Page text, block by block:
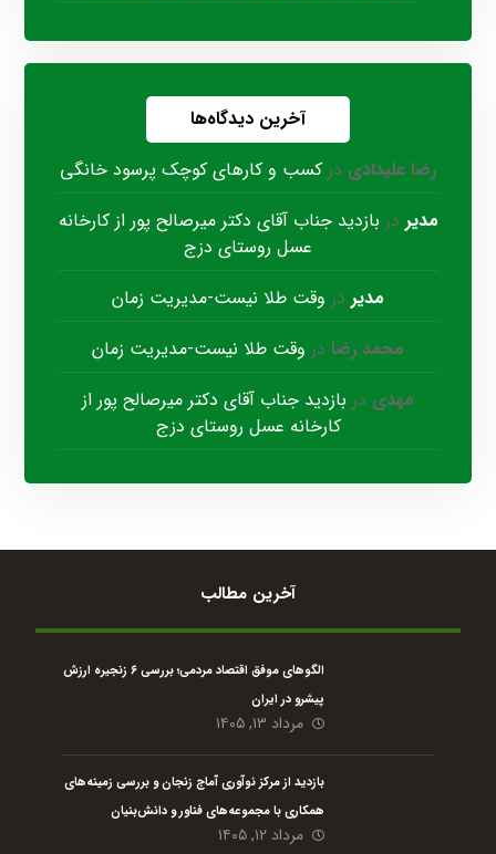
آخرین دیدگاه‌ها
رضا علیدادی در کسب و کارهای کوچک پرسود خانگی
مدیر در بازدید جناب آقای دکتر میرصالح پور از کارخانه
عسل روستای دزج
مدیر در وقت طلا نیست-مدیریت زمان
محمد رضا در وقت طلا نیست-مدیریت زمان
مهدی در بازدید جناب آقای دکتر میرصالح پور از
کارخانه عسل روستای دزج
آخرین مطالب
الگوهای موفق اقتصاد مردمی؛ بررسی ۶ زنجیره ارزش
پیشرو در ایران
مرداد ۱۳, ۱۴۰۵
بازدید از مرکز نوآوری آماج زنجان و بررسی زمینه‌های
همکاری با مجموعه‌های فناور و دانش‌بنیان
مرداد ۱۲, ۱۴۰۵